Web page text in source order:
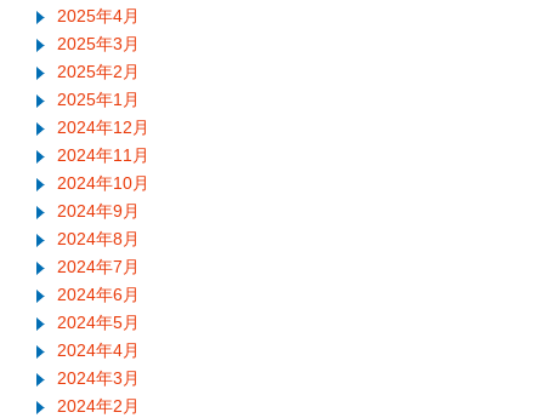
2025年4月
2025年3月
2025年2月
2025年1月
2024年12月
2024年11月
2024年10月
2024年9月
2024年8月
2024年7月
2024年6月
2024年5月
2024年4月
2024年3月
2024年2月